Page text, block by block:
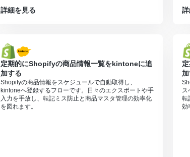
詳細を見る
定期的にShopifyの商品情報一覧をkintoneに追
加する
Shopifyの商品情報をスケジュールで自動取得し、
kintoneへ登録するフローです。日々のエクスポートや手
入力を手放し、転記ミス防止と商品マスタ管理の効率化
を図れます。
ス
転
効